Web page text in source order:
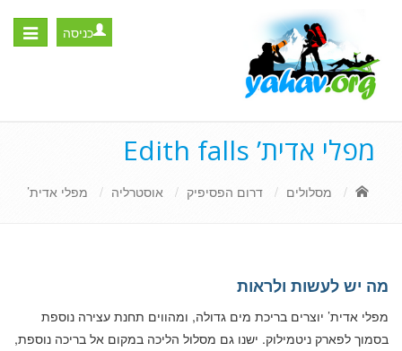
Toggle
כניסה
מפלי אדית’ Edith falls
מסלולים דרום הפסיפיק אוסטרליה מפלי אדית’
מה יש לעשות ולראות
מפלי אדית’ יוצרים בריכת מים גדולה, ומהווים תחנת עצירה נוספת
בסמוך לפארק ניטמילוק. ישנו גם מסלול הליכה במקום אל בריכה נוספת,